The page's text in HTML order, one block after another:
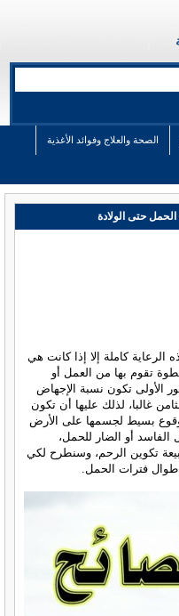
الصحة والعلاج وفوائد الأغذية
حتى الولادة
الرعاية كاملة إلا إذا كانت هي
تقوم بها من العمل أو
الأولى تكون نسبة الإجهاض
غالبا، لذلك عليها أن تكون
بسيط لجسمها على الأرض
الفاسد أو الضار للحمل،
تكوين الرحم، وسنطرح لكي
طوال فترات الحمل.